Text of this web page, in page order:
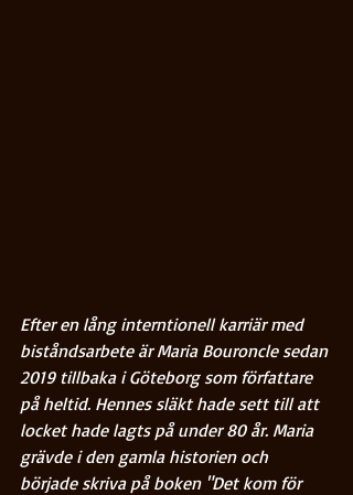
Efter en lång interntionell karriär med
biståndsarbete är Maria Bouroncle sedan
2019 tillbaka i Göteborg som författare
på heltid. Hennes släkt hade sett till att
locket hade lagts på under 80 år. Maria
grävde i den gamla historien och
började skriva på boken "Det kom för